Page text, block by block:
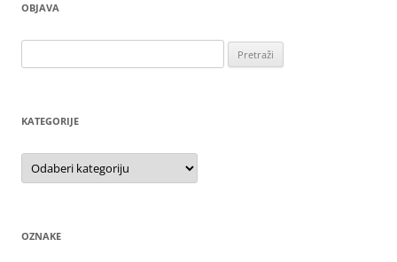
OBJAVA
KATEGORIJE
Kategorije
OZNAKE